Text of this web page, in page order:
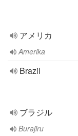
アメリカ
Amerika
Brazil
ブラジル
Burajiru